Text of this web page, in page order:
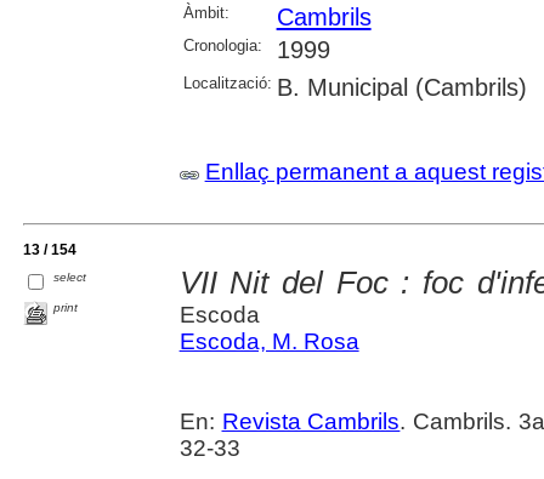
Àmbit: Cambrils
Cronologia: 1999
Localització: B. Municipal (Cambrils)
Enllaç permanent a aquest
13 / 154
select
print
VII Nit del Foc : foc
Escoda
Escoda, M. Rosa
En: Revista Cambrils. Cambrils.
32-33